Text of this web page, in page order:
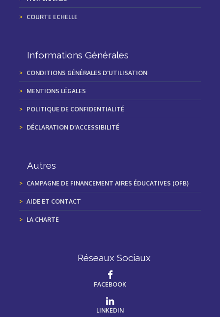
COURTE ECHELLE
Informations Générales
CONDITIONS GÉNÉRALES D'UTILISATION
MENTIONS LÉGALES
POLITIQUE DE CONFIDENTIALITÉ
DÉCLARATION D'ACCESSIBILITÉ
Autres
CAMPAGNE DE FINANCEMENT AIRES ÉDUCATIVES (OFB)
AIDE ET CONTACT
LA CHARTE
Réseaux Sociaux
FACEBOOK
LINKEDIN